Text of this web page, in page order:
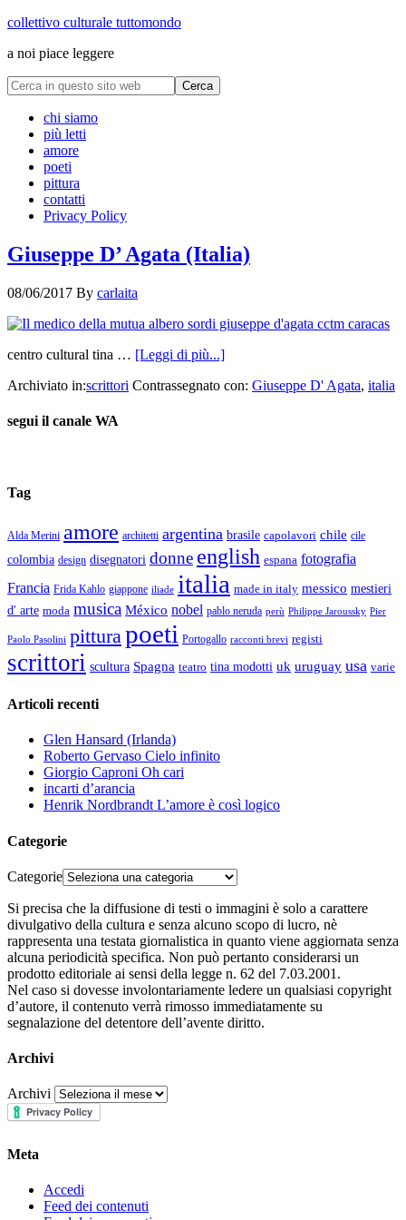
collettivo culturale tuttomondo
a noi piace leggere
chi siamo
più letti
amore
poeti
pittura
contatti
Privacy Policy
Giuseppe D’ Agata (Italia)
08/06/2017 By carlaita
centro cultural tina … [Leggi di più...]
Archiviato in:scrittori Contrassegnato con: Giuseppe D' Agata, italia
segui il canale WA
Tag
Alda Merini amore architetti argentina brasile capolavori chile cile
colombia design disegnatori donne english espana fotografia
Francia Frida Kahlo giappone iliade italia made in italy messico mestieri
d' arte moda musica México nobel pablo neruda perù Philippe Jaroussky Pier
Paolo Pasolini pitturapoeti Portogallo racconti brevi registi
scrittori scultura Spagna teatro tina modotti uk uruguay usa varie
Articoli recenti
Glen Hansard (Irlanda)
Roberto Gervaso Cielo infinito
Giorgio Caproni Oh cari
incarti d’arancia
Henrik Nordbrandt L’amore è così logico
Categorie
Categorie
Si precisa che la diffusione di testi o immagini è solo a carattere
divulgativo della cultura e senza alcuno scopo di lucro, nè
rappresenta una testata giornalistica in quanto viene aggiornata senza
alcuna periodicità specifica. Non può pertanto considerarsi un
prodotto editoriale ai sensi della legge n. 62 del 7.03.2001.
Nel caso si dovesse involontariamente ledere un qualsiasi copyright
d’autore, il contenuto verrà rimosso immediatamente su
segnalazione del detentore dell’avente diritto.
Archivi
Archivi
Meta
Accedi
Feed dei contenuti